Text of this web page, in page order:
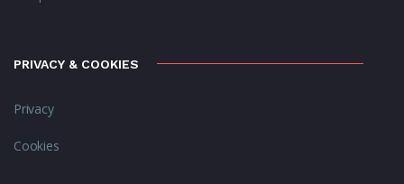
PRIVACY & COOKIES
Privacy
Cookies